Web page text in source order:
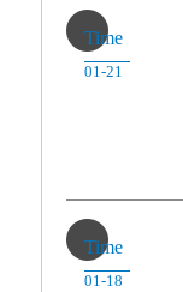
Time
01-21
Time
01-18